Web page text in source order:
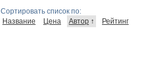
Сортировать список по:
Название
Цена Автор ↑ Рейтинг